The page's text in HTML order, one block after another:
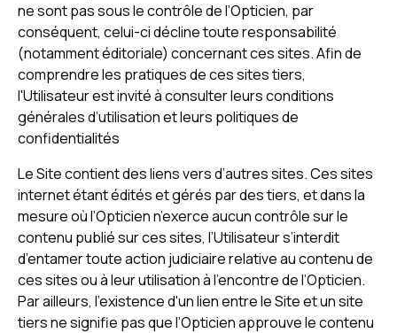
ne sont pas sous le contrôle de l’Opticien, par
conséquent, celui-ci décline toute responsabilité
(notamment éditoriale) concernant ces sites. Afin de
comprendre les pratiques de ces sites tiers,
l'Utilisateur est invité à consulter leurs conditions
générales d’utilisation et leurs politiques de
confidentialités
Le Site contient des liens vers d’autres sites. Ces sites
internet étant édités et gérés par des tiers, et dans la
mesure où l’Opticien n’exerce aucun contrôle sur le
contenu publié sur ces sites, l’Utilisateur s’interdit
d’entamer toute action judiciaire relative au contenu de
ces sites ou à leur utilisation à l’encontre de l’Opticien.
Par ailleurs, l'existence d'un lien entre le Site et un site
tiers ne signifie pas que l’Opticien approuve le contenu